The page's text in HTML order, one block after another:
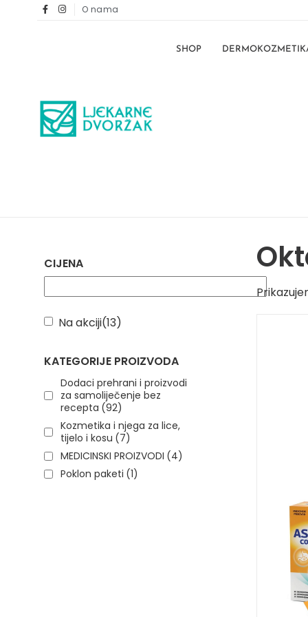
O nama
SHOP
CIJENA
Na akciji(13)
KATEGORIJE PROIZVODA
Dodaci prehrani i proizvodi
za samoliječenje bez
recepta (92)
Kozmetika i njega za lice,
tijelo i kosu (7)
MEDICINSKI PROIZVODI (4)
Poklon paketi (1)